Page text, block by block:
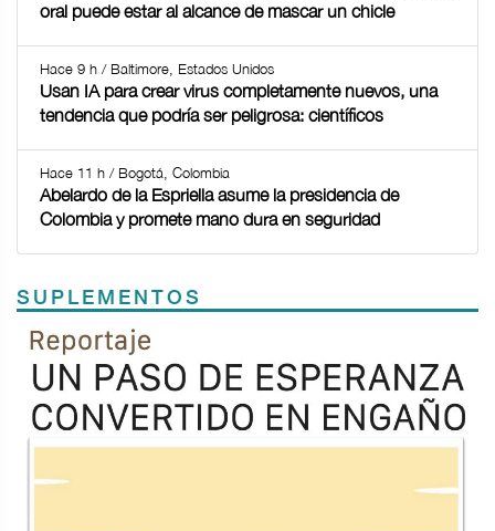
oral puede estar al alcance de mascar un chicle
Hace 9 h / Baltimore, Estados Unidos
Usan IA para crear virus completamente nuevos, una
tendencia que podría ser peligrosa: científicos
Hace 11 h / Bogotá, Colombia
Abelardo de la Espriella asume la presidencia de
Colombia y promete mano dura en seguridad
SUPLEMENTOS